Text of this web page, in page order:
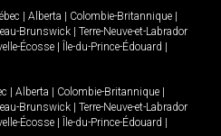
Alberta Colombie-Britannique
Brunswick
Terre-Neuve-et-Labrador
Écosse Île-du-Prince-Édouard
Alberta Colombie-Britannique
Brunswick
Terre-Neuve-et-Labrador
Écosse Île-du-Prince-Édouard